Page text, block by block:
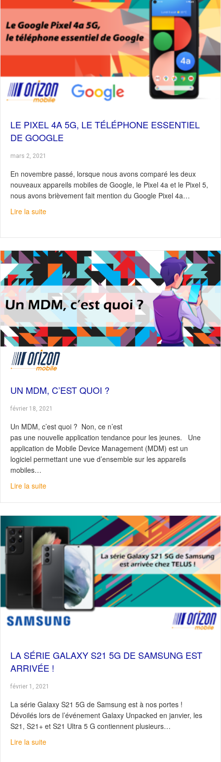
LE PIXEL 4A 5G, LE TÉLÉPHONE ESSENTIEL
DE GOOGLE
mars 2, 2021
En novembre passé, lorsque nous avons comparé les deux
nouveaux appareils mobiles de Google, le Pixel 4a et le Pixel 5,
nous avons brièvement fait mention du Google Pixel 4a…
Lire la suiteabout Le Pixel 4a 5G, le téléphone essentiel de Google
UN MDM, C’EST QUOI ?
février 18, 2021
Un MDM, c’est quoi ? Non, ce n’est
pas une nouvelle application tendance pour les jeunes. Une
application de Mobile Device Management (MDM) est un
logiciel permettant une vue d’ensemble sur les appareils
mobiles…
Lire la suiteabout Un MDM, c’est quoi ?
LA SÉRIE GALAXY S21 5G DE SAMSUNG EST
ARRIVÉE !
février 1, 2021
La série Galaxy S21 5G de Samsung est à nos portes !
Dévoilés lors de l’événement Galaxy Unpacked en janvier, les
S21, S21+ et S21 Ultra 5 G contiennent plusieurs…
Lire la suiteabout La série Galaxy S21 5G de Samsung est arrivée !